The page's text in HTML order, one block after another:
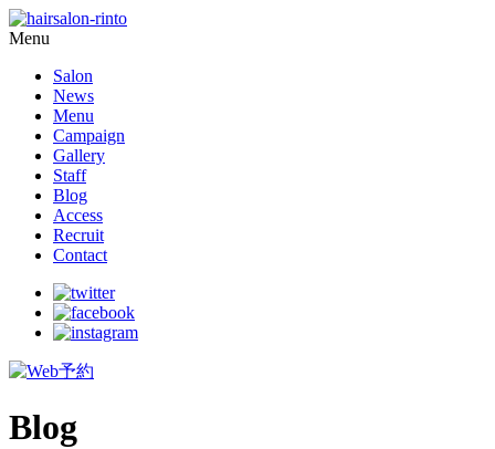
Menu
Salon
News
Menu
Campaign
Gallery
Staff
Blog
Access
Recruit
Contact
Blog